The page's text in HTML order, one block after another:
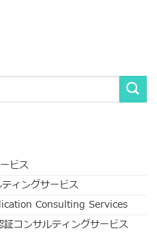
ビス
ィングサービス
Consulting Services
コンサルティングサービス